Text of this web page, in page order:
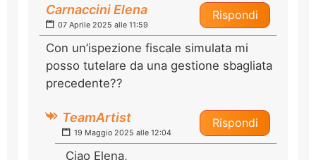
Rispondi
Carnaccini Elena
07 Aprile 2025 alle 11:59
Con un’ispezione fiscale simulata mi
posso tutelare da una gestione sbagliata
precedente??
Rispondi
TeamArtist
19 Maggio 2025 alle 12:04
Ciao Elena,